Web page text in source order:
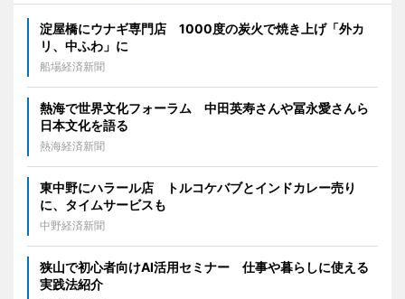
淀屋橋にウナギ専門店 1000度の炭火で焼き上げ「外カ
リ、中ふわ」に
船場経済新聞
熱海で世界文化フォーラム 中田英寿さんや冨永愛さんら
日本文化を語る
熱海経済新聞
東中野にハラール店 トルコケバブとインドカレー売り
に、タイムサービスも
中野経済新聞
狭山で初心者向けAI活用セミナー 仕事や暮らしに使える
実践法紹介